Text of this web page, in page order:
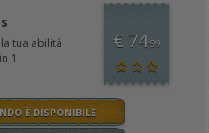
tua abilità
1
€ 74,99
È DISPONIBILE